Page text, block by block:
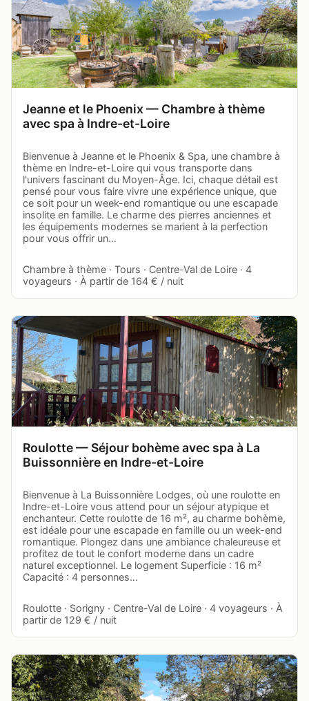
Jeanne et le Phoenix — Chambre à thème
avec spa à Indre-et-Loire
Bienvenue à Jeanne et le Phoenix & Spa, une chambre à
thème en Indre-et-Loire qui vous transporte dans
l'univers fascinant du Moyen-Âge. Ici, chaque détail est
pensé pour vous faire vivre une expérience unique, que
ce soit pour un week-end romantique ou une escapade
insolite en famille. Le charme des pierres anciennes et
les équipements modernes se marient à la perfection
pour vous offrir un…
Chambre à thème · Tours · Centre-Val de Loire · 4
voyageurs · À partir de 164 € / nuit
Roulotte — Séjour bohème avec spa à La
Buissonnière en Indre-et-Loire
Bienvenue à La Buissonnière Lodges, où une roulotte en
Indre-et-Loire vous attend pour un séjour atypique et
enchanteur. Cette roulotte de 16 m², au charme bohème,
est idéale pour une escapade en famille ou un week-end
romantique. Plongez dans une ambiance chaleureuse et
profitez de tout le confort moderne dans un cadre
naturel exceptionnel. Le logement Superficie : 16 m²
Capacité : 4 personnes…
Roulotte · Sorigny · Centre-Val de Loire · 4 voyageurs · À
partir de 129 € / nuit